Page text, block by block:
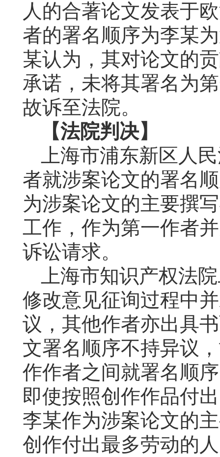
人的合著论文发表于
者的署名顺序为李某
某认为，其对论文的
承诺，未将其署名为
故诉至法院。
【法院判决】
上海市浦东新区人
者就涉案论文的署名
为涉案论文的主要撰
工作，作为第一作者
诉讼请求。
上海市知识产权法
修改意见征询过程中
议，其他作者亦出具
文署名顺序不持异议
作作者之间就署名顺
即使按照创作作品付
李某作为涉案论文的
创作付出最多劳动的